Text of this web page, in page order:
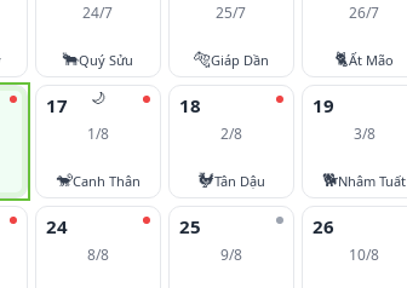
24/7
🐂Quý Sửu
25/7
🐅Giáp Dần
26/7
🐈Ất Mão
🌙
17
1/8
🐒Canh Thân
18
2/8
🐓Tân Dậu
19
3/8
🐕Nhâm Tuất
24
8/8
25
9/8
26
10/8